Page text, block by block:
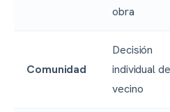
obra
Comunidad
Decisión
individual
vecino